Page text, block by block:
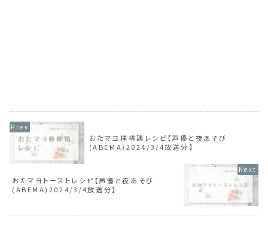
おたマヨ棒棒鶏レシピ【声優と夜あそび
(ABEMA)2024/3/4放送分】
おたマヨトーストレシピ【声優と夜あそび
(ABEMA)2024/3/4放送分】